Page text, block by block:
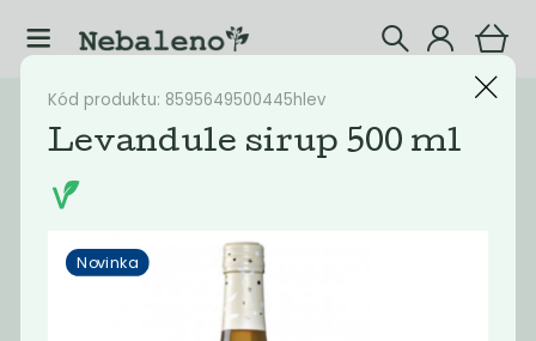
Katalog Potraviny
Filtrovat produkty
Doporučené Nejlevnější
Novinka
Kód produktu: 8595649500445hlev
Levandule sirup 500 ml